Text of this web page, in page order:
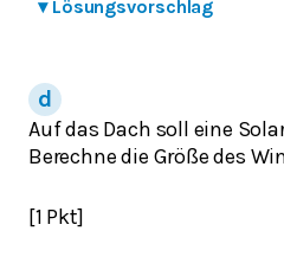
▾ Lösungsvorschlag
Auf das Dach soll eine
Berechne die Größe des
[1 Pkt]